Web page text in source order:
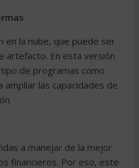
en la nube, que puede ser
artefacto. En esta versión
de programas como
ampliar las capacidades de
a manejar de la mejor
financieros. Por eso, este